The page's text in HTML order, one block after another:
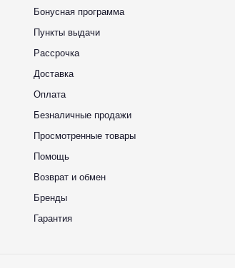
Бонусная программа
Пункты выдачи
Рассрочка
Доставка
Оплата
Безналичные продажи
Просмотренные товары
Помощь
Возврат и обмен
Бренды
Гарантия